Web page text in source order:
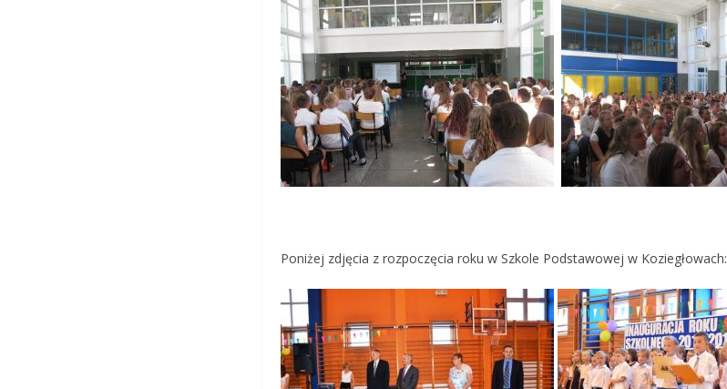
Poniżej zdjęcia z rozpoczęcia roku w Szkole Podstawowej w Koziegłowach: